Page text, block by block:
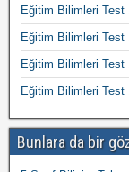
Eğitim Bilimleri Test
Eğitim Bilimleri Test
Eğitim Bilimleri Test
Eğitim Bilimleri Test
Bunlara da bir